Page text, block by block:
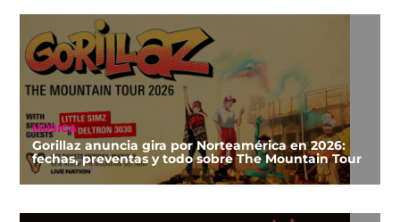
MÚSICA
Gorillaz anuncia gira por Norteamérica en 2026:
fechas, preventas y todo sobre The Mountain Tour